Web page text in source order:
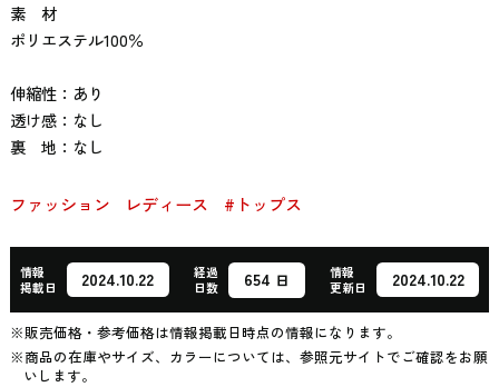
素 材
ポリエステル100％
伸縮性：あり
透け感：なし
裏 地：なし
ファッション レディース #トップス
情報
掲載日
2024.10.22
経過
日数
654 日
情報
更新日
2024.10.22
※販売価格・参考価格は情報掲載日時点の情報になります。
※商品の在庫やサイズ、カラーについては、参照元サイトでご確認をお願
いします。